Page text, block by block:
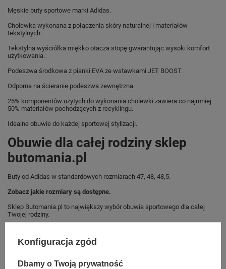
Męskie buty sportowe marki Adidas.
Cholewka wykonana z połączenia skóry naturalnej i materiałów
tekstylnych.
Tekstylna wyściółka miękko otacza stopę gwarantując wysoki komfort
użytkowania.
Podeszwa środkowa z pianki EVA ze wstawkami JET BOOST.
Odporna na ścieranie podeszwa zewnętrzna.
25% komponentów użytych do wykonania cholewki zawiera co najmniej
50% materiałów pochodzących z recyklingu.
Idealne obuwie do każdej sportowej stylizacji.
Obuwie dla całej rodziny sklep
butomania.pl
Buty od Adidas w standardowych rozmiarach 47, 48, 48,5.
Zobacz jakie rozmiary są dostępne.
Sklep Butomania.pl to największy wybór obuwia sportowego dla całej
Twojej rodziny.
oryginalny i pochodzi z oficjalnej sieci dystrybucyjnej.
podania przyczyny.
Konfiguracja zgód
Dbamy o Twoją prywatność